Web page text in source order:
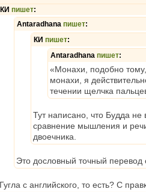
КИ пишет:
Antaradhana пишет:
КИ пишет:
Antaradhana пишет:
«Монахи, подобно
монахи, я
течении щелчка
Тут написано, что Будда
сравнение мышления и
двоечника.
Это дословный точный перевод
Гугла с английского, то есть? С